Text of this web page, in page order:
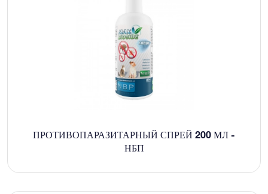
ПРОТИВОПАРАЗИТАРНЫЙ СПРЕЙ 200 МЛ -
НБП